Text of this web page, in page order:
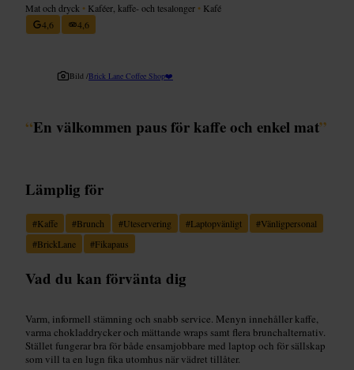
Mat och dryck • Kaféer, kaffe- och tesalonger • Kafé
4,6
4,6
Bild /Brick Lane Coffee Shop❤️
“En välkommen paus för kaffe och enkel mat”
Lämplig för
#Kaffe #Brunch #Uteservering #Laptopvänligt #Vänligpersonal
#BrickLane #Fikapaus
Vad du kan förvänta dig
Varm, informell stämning och snabb service. Menyn innehåller kaffe,
varma chokladdrycker och mättande wraps samt flera brunchalternativ.
Stället fungerar bra för både ensamjobbare med laptop och för sällskap
som vill ta en lugn fika utomhus när vädret tillåter.